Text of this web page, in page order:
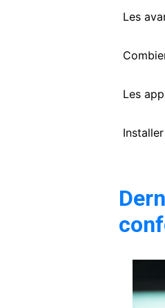
Les
Les